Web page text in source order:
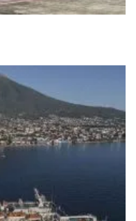
arus balik di Aceh